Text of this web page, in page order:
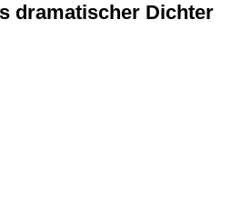
dramatischer Dichter